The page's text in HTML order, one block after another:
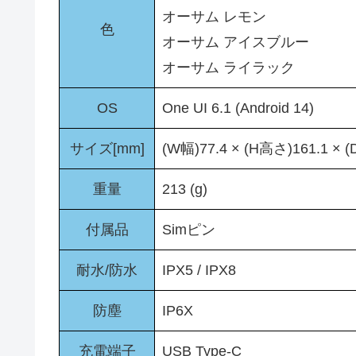
色
オーサム レモン
オーサム アイスブルー
オーサム ライラック
OS One UI 6.1 (Android 14)
サイズ[mm] (W幅)77.4 × (H高さ)161.1 ×
重量 213 (g)
付属品 Simピン
耐水/防水 IPX5 / IPX8
防塵 IP6X
充電端子 USB Type-C